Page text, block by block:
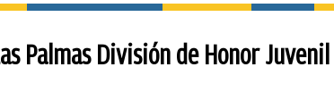
Palmas División de Honor